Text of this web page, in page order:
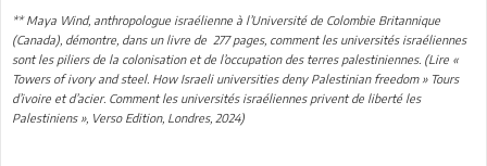
** Maya Wind, anthropologue israélienne à l’Université de Colombie Britannique
(Canada), démontre, dans un livre de 277 pages, comment les universités israéliennes
sont les piliers de la colonisation et de l’occupation des terres palestiniennes. (Lire «
Towers of ivory and steel. How Israeli universities deny Palestinian freedom » Tours
d’ivoire et d’acier. Comment les universités israéliennes privent de liberté les
Palestiniens », Verso Edition, Londres, 2024)